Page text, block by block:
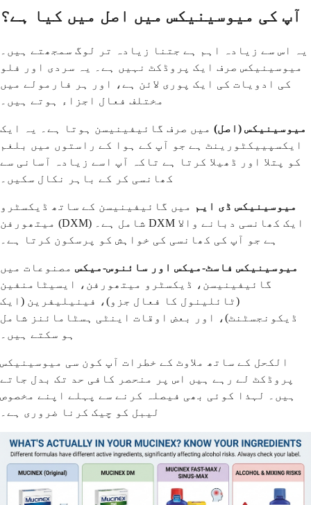
آپ کی میوسینیکس میں اصل میں کیا ہے؟
یہ اس سے زیادہ اہم ہے جتنا زیادہ تر لوگ سمجھتے ہیں۔
میوسینیکس صرف ایک پروڈکٹ نہیں ہے۔ یہ سردی اور فلو
کی ادویات کی ایک پوری لائن ہے، اور ہر فارمولے میں
مختلف فعال اجزاء ہوتے ہیں۔
میوسینیکس (اصل) میں صرف گائیفینیسن ہوتا ہے۔ یہ ایک
ایکسپییکٹورینٹ ہے جو آپ کے ہوا کے راستوں میں بلغم
کو پتلا اور ڈھیلا کرتا ہے تاکہ آپ اسے زیادہ آسانی سے
کھانسی کر کے باہر نکال سکیں۔
میوسینیکس ڈی ایم میں گائیفینیسن کے ساتھ ڈیکسٹرو
میتھورفن (DXM) شامل ہے۔ DXM ایک کھانسی دبانے والا
ہے جو آپ کی کھانسی کی خواہش کو پرسکون کرتا ہے۔
میوسینیکس فاسٹ-میکس اور سائنوس-میکس مصنوعات میں
گائیفینیسن، ڈیکسٹرو میتھورفن، ایسیٹامنفین
(ٹائلینول کا فعال جزو)، فینیلیفرین (ایک
ڈیکونجسٹنٹ)، اور بعض اوقات اینٹی ہسٹامائنز شامل
ہو سکتے ہیں۔
الکحل کے ساتھ ملاوٹ کے خطرات آپ کون سی میوسینیکس
پروڈکٹ لے رہے ہیں اس پر منحصر کافی حد تک بدل جاتے
ہیں۔ لہذا کوئی بھی فیصلہ کرنے سے پہلے اپنے مخصوص
لیبل کو چیک کرنا ضروری ہے۔